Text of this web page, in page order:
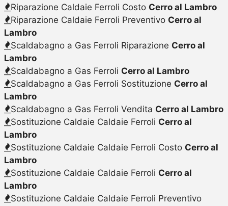
Riparazione Caldaie Ferroli Costo Cerro al Lambro
Riparazione Caldaie Ferroli Preventivo Cerro al
Lambro
Scaldabagno a Gas Ferroli Riparazione Cerro al
Lambro
Scaldabagno a Gas Ferroli Cerro al Lambro
Scaldabagno a Gas Ferroli Sostituzione Cerro al
Lambro
Scaldabagno a Gas Ferroli Vendita Cerro al Lambro
Sostituzione Caldaie Caldaie Ferroli Cerro al
Lambro
Sostituzione Caldaie Caldaie Ferroli Costo Cerro al
Lambro
Sostituzione Caldaie Caldaie Ferroli Cerro al
Lambro
Sostituzione Caldaie Caldaie Ferroli Preventivo